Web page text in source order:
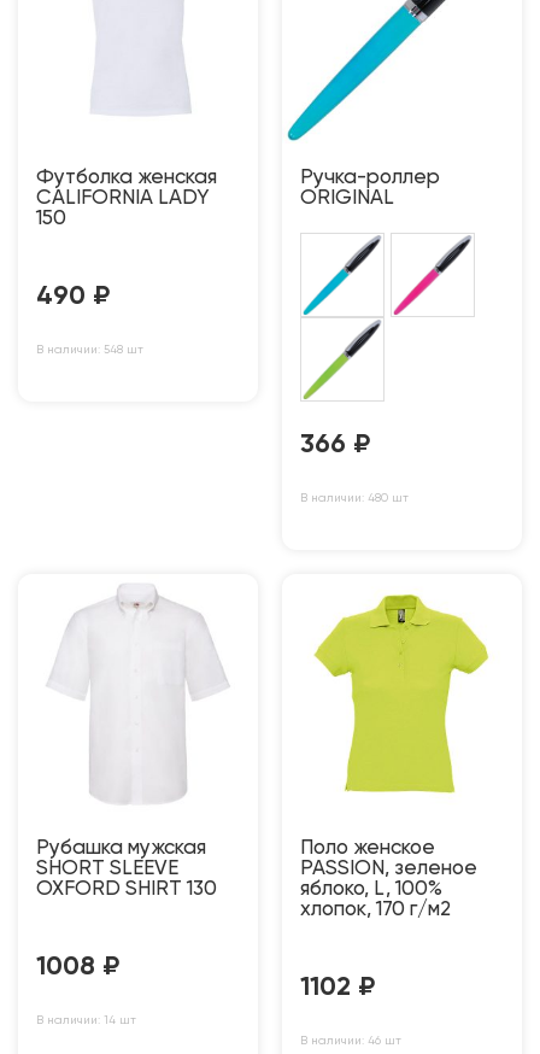
Футболка женская
CALIFORNIA LADY
150
490 ₽
В наличии: 548 шт
Ручка-роллер
ORIGINAL
366 ₽
В наличии: 480 шт
Рубашка мужская
SHORT SLEEVE
OXFORD SHIRT 130
1008 ₽
В наличии: 14 шт
Поло женское
PASSION, зеленое
яблоко, L, 100%
хлопок, 170 г/м2
1102 ₽
В наличии: 46 шт